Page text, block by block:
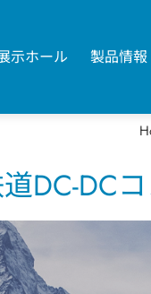
示ホール 製品情報
DC-DCコ